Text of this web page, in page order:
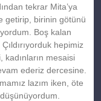
tekrar Mita’ya
getirip, birinin götünü
Boş kalan
hepimiz
mesaisi
ederiz dercesine.
lazım iken, öte